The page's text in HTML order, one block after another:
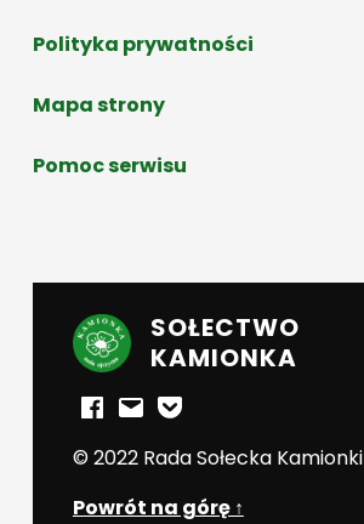
Polityka prywatności
Mapa strony
Pomoc serwisu
SOŁECTWO
KAMIONKA
Facebook
E-mailPowiadomienia mailowe
© 2022 Rada Sołecka Kamionki
Powrót na górę ↑